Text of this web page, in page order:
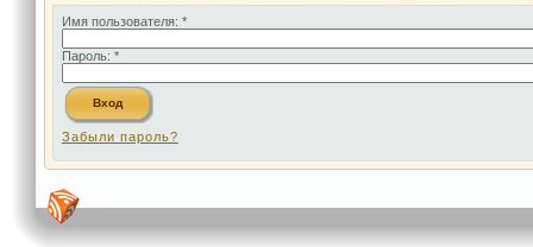
Имя пользователя: *
Пароль: *
Забыли пароль?